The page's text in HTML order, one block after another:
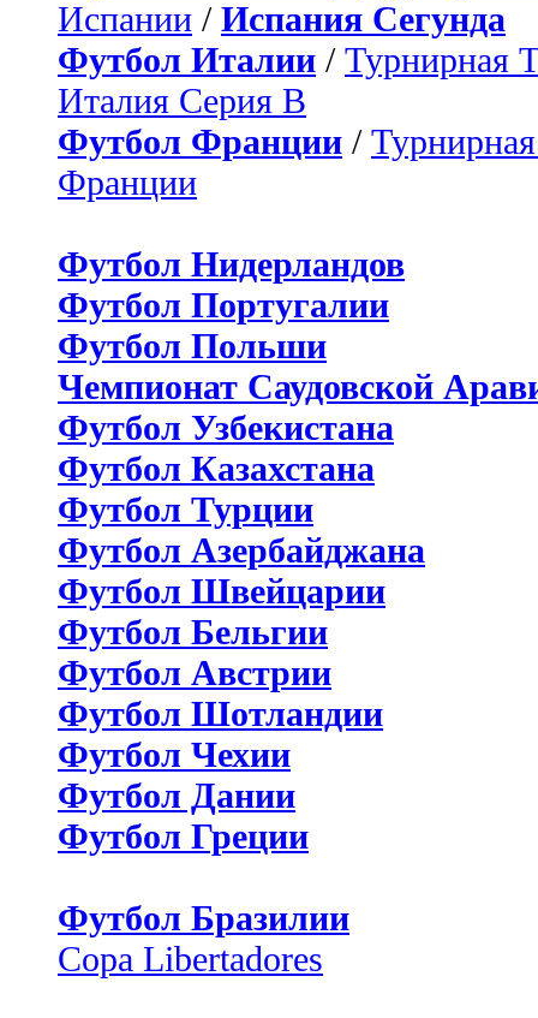
Испании / Испания Сегунда
Футбол Италии / Турнирная
Италия Серия B
Футбол Франции /
Франции
Футбол Нидерландов
Футбол Португалии
Футбол Польши
Чемпионат Саудовской
Футбол Узбекистана
Футбол Казахстана
Футбол Турции
Футбол Азербайджана
Футбол Швейцарии
Футбол Бельгии
Футбол Австрии
Футбол Шотландии
Футбол Чехии
Футбол Дании
Футбол Греции
Футбол Бразилии
Copa Libertadores